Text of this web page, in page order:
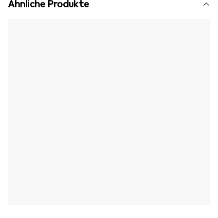
Ähnliche Produkte